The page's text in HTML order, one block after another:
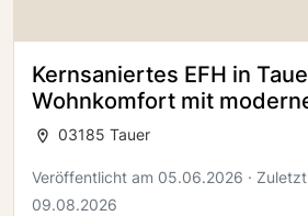
Kernsaniertes EFH in
Wohnkomfort mit
03185 Tauer
Veröffentlicht am 05.06.2026 ·
09.08.2026